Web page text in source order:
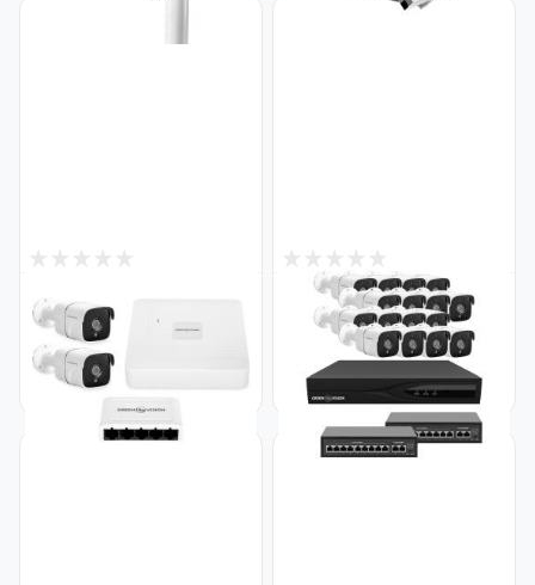
Комплект видеонаблюдения
на 2 IP камеры 4MP для
улицы/дома GreenVision GV-
IP-K-W68/02 (Lite)
Код: 20149
Снят с производства
Комплект видеонаблюдения
на 16 камер GV-IP-K-W88/16
Код: 29486